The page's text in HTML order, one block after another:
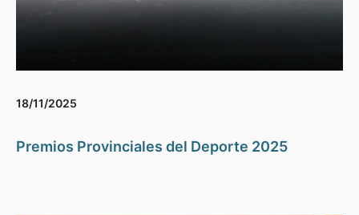
18/11/2025
Premios Provinciales del Deporte 2025